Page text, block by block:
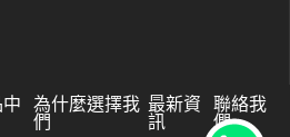
為什麼選擇我
們
最新資
訊
聯絡我
們